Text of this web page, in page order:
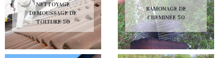
NETTOYAGE
DEMOUSSAGE DE
TOITURE 50
RAMONAGE DE
CHEMINÉE 50